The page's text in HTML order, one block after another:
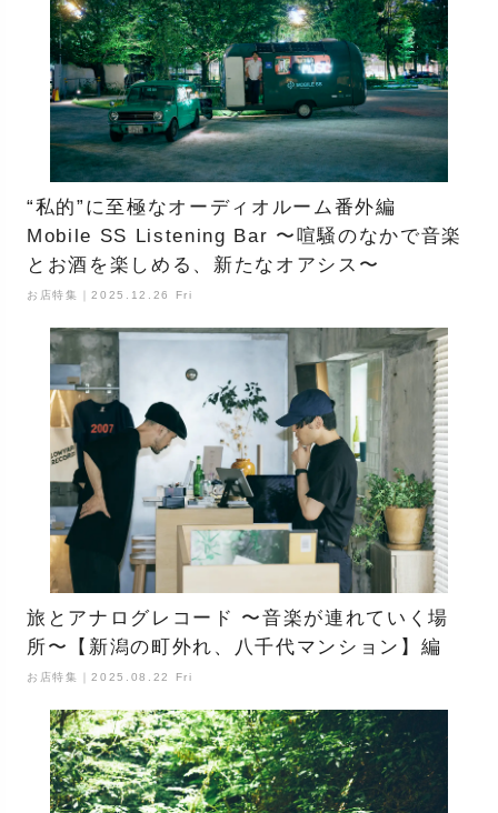
“私的”に至極なオーディオルーム番外編
Mobile SS Listening Bar 〜喧騒のなかで音楽
とお酒を楽しめる、新たなオアシス〜
お店特集｜2025.12.26 Fri
旅とアナログレコード 〜音楽が連れていく場
所〜【新潟の町外れ、八千代マンション】編
お店特集｜2025.08.22 Fri